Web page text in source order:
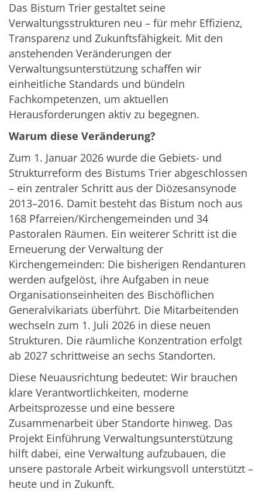
Das Bistum Trier gestaltet seine
Verwaltungsstrukturen neu – für mehr Effizienz,
Transparenz und Zukunftsfähigkeit. Mit den
anstehenden Veränderungen der
Verwaltungsunterstützung schaffen wir
einheitliche Standards und bündeln
Fachkompetenzen, um aktuellen
Herausforderungen aktiv zu begegnen.
Warum diese Veränderung?
Zum 1. Januar 2026 wurde die Gebiets- und
Strukturreform des Bistums Trier abgeschlossen
– ein zentraler Schritt aus der Diözesansynode
2013–2016. Damit besteht das Bistum noch aus
168 Pfarreien/Kirchengemeinden und 34
Pastoralen Räumen. Ein weiterer Schritt ist die
Erneuerung der Verwaltung der
Kirchengemeinden: Die bisherigen Rendanturen
werden aufgelöst, ihre Aufgaben in neue
Organisationseinheiten des Bischöflichen
Generalvikariats überführt. Die Mitarbeitenden
wechseln zum 1. Juli 2026 in diese neuen
Strukturen. Die räumliche Konzentration erfolgt
ab 2027 schrittweise an sechs Standorten.
Diese Neuausrichtung bedeutet: Wir brauchen
klare Verantwortlichkeiten, moderne
Arbeitsprozesse und eine bessere
Zusammenarbeit über Standorte hinweg. Das
Projekt Einführung Verwaltungsunterstützung
hilft dabei, eine Verwaltung aufzubauen, die
unsere pastorale Arbeit wirkungsvoll unterstützt –
heute und in Zukunft.